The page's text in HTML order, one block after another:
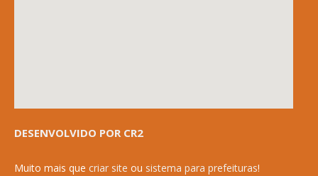
DESENVOLVIDO POR CR2
Muito mais que criar site ou sistema para prefeituras!